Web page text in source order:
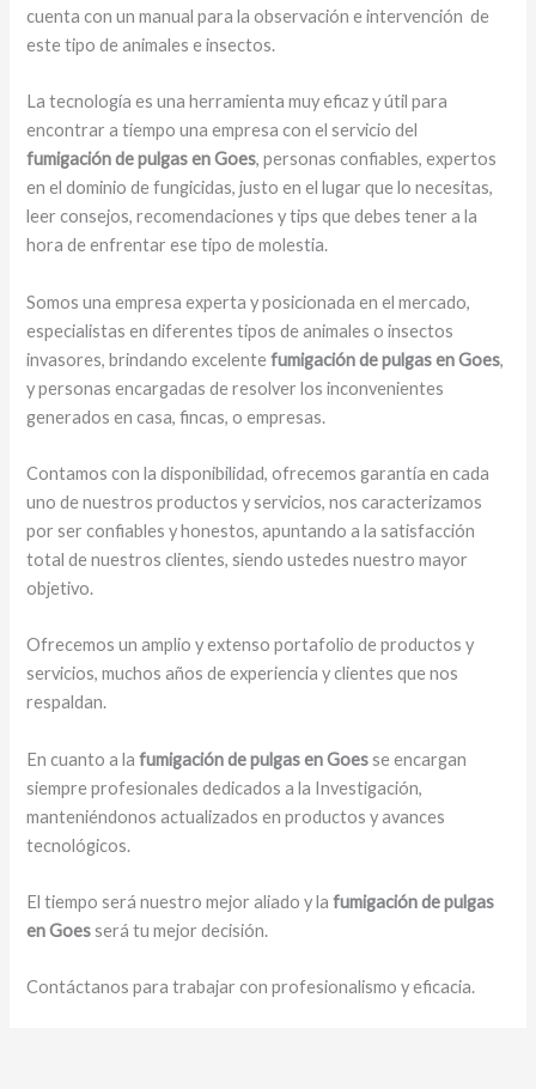
cuenta con un manual para la observación e intervención de
este tipo de animales e insectos.
La tecnología es una herramienta muy eficaz y útil para
encontrar a tiempo una empresa con el servicio del
fumigación de pulgas en Goes, personas confiables, expertos
en el dominio de fungicidas, justo en el lugar que lo necesitas,
leer consejos, recomendaciones y tips que debes tener a la
hora de enfrentar ese tipo de molestia.
Somos una empresa experta y posicionada en el mercado,
especialistas en diferentes tipos de animales o insectos
invasores, brindando excelentefumigación de pulgas en Goes,
y personas encargadas de resolver los inconvenientes
generados en casa, fincas, o empresas.
Contamos con la disponibilidad, ofrecemos garantía en cada
uno de nuestros productos y servicios, nos caracterizamos
por ser confiables y honestos, apuntando a la satisfacción
total de nuestros clientes, siendo ustedes nuestro mayor
objetivo.
Ofrecemos un amplio y extenso portafolio de productos y
servicios, muchos años de experiencia y clientes que nos
respaldan.
En cuanto a lafumigación de pulgas en Goesse encargan
siempre profesionales dedicados a la Investigación,
manteniéndonos actualizados en productos y avances
tecnológicos.
El tiempo será nuestro mejor aliado y lafumigación de pulgas
en Goesserá tu mejor decisión.
Contáctanos para trabajar con profesionalismo y eficacia.